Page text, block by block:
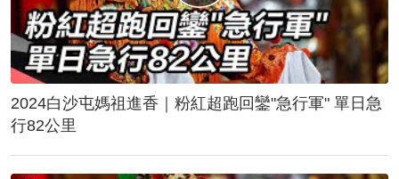
2024白沙屯媽祖進香｜粉紅超跑回鑾"急行軍" 單日急
行82公里